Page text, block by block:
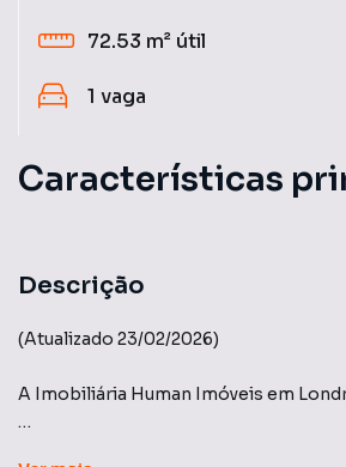
72.53 m² útil
1 vaga
Características
Churrasqueira
Sacada com Skin Glass
Piscina
Descrição
(Atualizado 23/02/2026)
A Imobiliária Human Imóveis em